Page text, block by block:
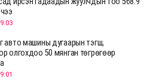
авто машины дугаарын тэгш,
олгохдоо 50 мянган төгрөгөөр